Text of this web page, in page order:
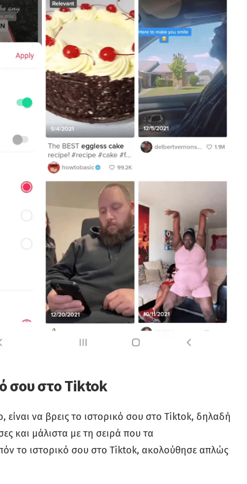
σου στο Tiktok
είναι να βρεις το ιστορικό σου στο Tiktok, δηλαδή
και μάλιστα με τη σειρά που τα
το ιστορικό σου στο Tiktok, ακολούθησε απλώς